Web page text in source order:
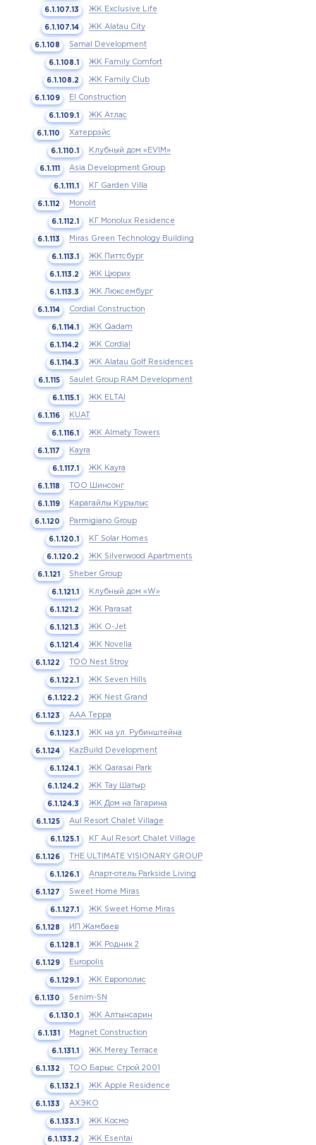
ЖК Exclusive Life
ЖК Alatau City
Samal Development
ЖК Family Comfort
ЖК Family Club
El Construction
ЖК Атлас
Хатеррэйс
Клубный дом «EVIM»
Asia Development Group
КГ Garden Villa
Monolit
КГ Monolux Residence
Miras Green Technology Building
ЖК Питтсбург
ЖК Цюрих
ЖК Люксембург
Cordial Construction
ЖК Qadam
ЖК Cordial
ЖК Alatau Golf Residences
Saulet Group RAM Development
ЖК ELTAI
KUAT
ЖК Almaty Towers
Kayra
ЖК Kayra
ТОО Шинсонг
Карагайлы Курылыс
Parmigiano Group
КГ Solar Homes
ЖК Silverwood Apartments
Sheber Group
Клубный дом «W»
ЖК Parasat
ЖК O-Jet
ЖК Novella
ТОО Nest Stroy
ЖК Seven Hills
ЖК Nest Grand
ААА Терра
ЖК на ул. Рубинштейна
KazBuild Development
ЖК Qarasai Park
ЖК Тау Шатыр
ЖК Дом на Гагарина
Aul Resort Chalet Village
КГ Aul Resort Chalet Village
THE ULTIMATE VISIONARY GROUP
Апарт-отель Parkside Living
Sweet Home Miras
ЖК Sweet Home Miras
ИП Жамбаев
ЖК Родник 2
Europolis
ЖК Европолис
Senim-SN
ЖК Алтынсарин
Magnet Construction
ЖК Merey Terrace
ТОО Барыс Строй 2001
ЖК Apple Residence
АХЭКО
ЖК Космо
ЖК Esentai